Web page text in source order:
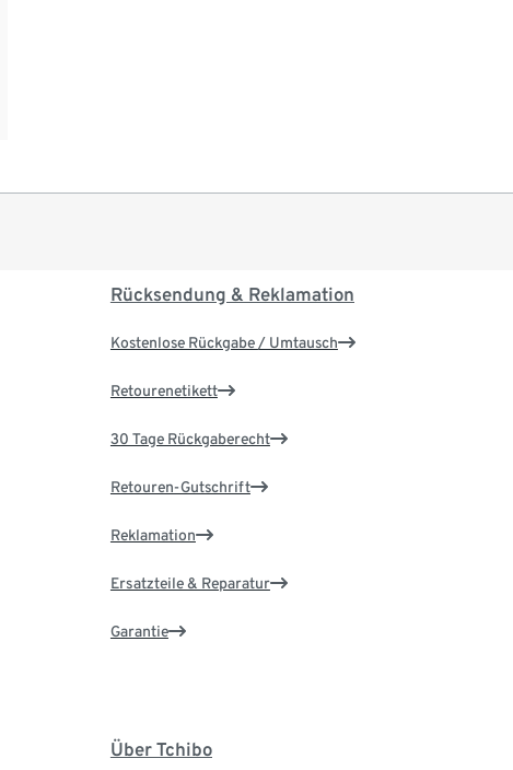
Rücksendung & Reklamation
Kostenlose Rückgabe / Umtausch
Retourenetikett
30 Tage Rückgaberecht
Retouren-Gutschrift
Reklamation
Ersatzteile & Reparatur
Garantie
Über Tchibo